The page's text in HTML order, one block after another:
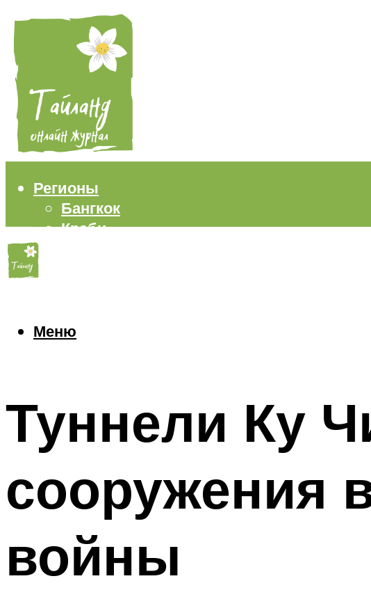
Регионы
Бангкок
Краби
Еда
Меню
Меню
Туннели Ку
сооружения
войны